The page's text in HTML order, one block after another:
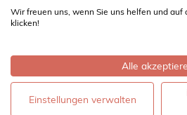
Sonn- und Feiertags 8:00 - 16:00
Wir freuen uns, wenn Sie uns helfen und
klicken!
Alle
Einstellungen verwalten